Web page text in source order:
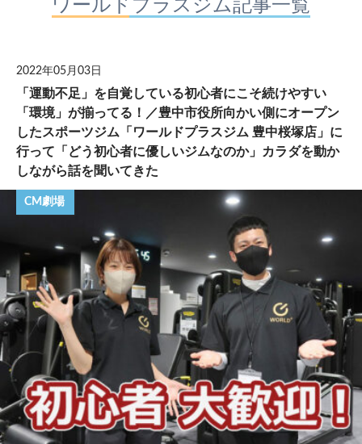
掲載につきま
ワールドプラスジム記事一覧
2022年05月03日
「運動不足」を自覚している初心者にこそ続けやすい
「環境」が揃ってる！／豊中市役所向かい側にオープン
したスポーツジム「ワールドプラスジム 豊中桜塚店」に
行って「どう初心者に優しいジムなのか」カラダを動か
しながら話を聞いてきた
CM劇場